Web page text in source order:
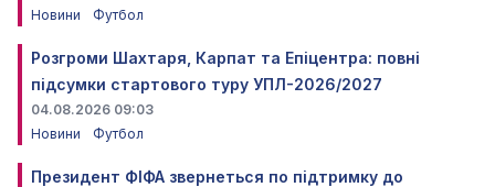
Новини
Футбол
Розгроми Шахтаря, Карпат та Епіцентра: повні
підсумки стартового туру УПЛ-2026/2027
04.08.2026 09:03
Новини
Футбол
Президент ФІФА звернеться по підтримку до